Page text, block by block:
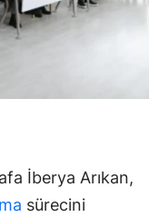
İberya Arıkan,
sürecini